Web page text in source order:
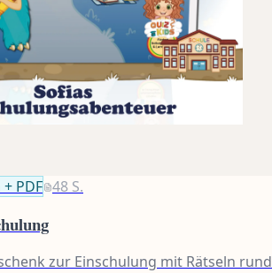
PDF 48 S.
zur Einschulung mit Rätseln